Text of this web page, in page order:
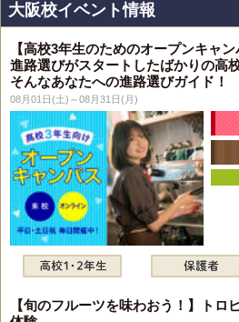
大阪校イベント情報
【高校3年生のためのオープンキャン
進路選びがスタートしたばかりの高
そんなあなたへの進路選びガイド！
08月01日(土)～08月31日(月)
【旬のフルーツを味わおう！】トロ